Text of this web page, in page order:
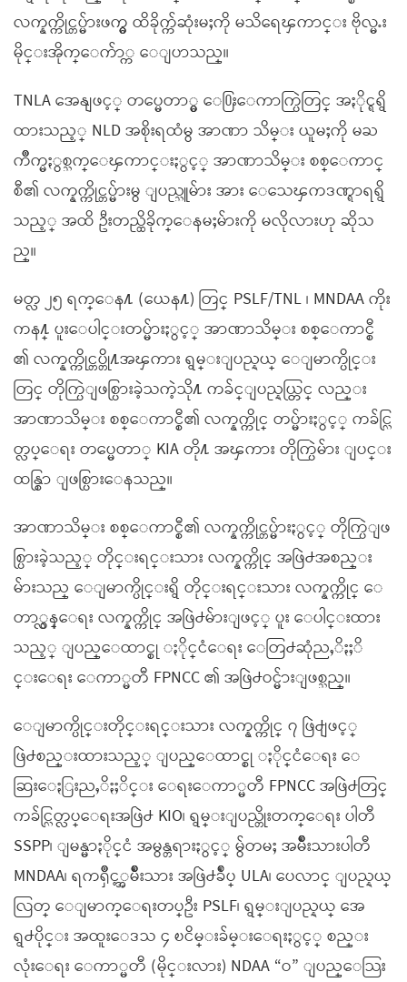
လက္နက္ကိုင္တပ္မ်ားဖက္မွ ထိခိုက္က်ဆုံးမႈကို မသိရေၾကာင္း ဗိုလ္မႉး
မိုင္းအိုက္ေက်ာ္က ေျပာသည္။
TNLA အေနျဖင့္ တပ္မေတာ္မွ ေ႐ြးေကာက္ပြဲတြင္ အႏိုင္ရရွိ
ထားသည့္ NLD အစိုးရထံမွ အာဏာ သိမ္း ယူမႈကို မႀ
ကိဳက္မႏွစ္သက္ေၾကာင္းႏွင့္ အာဏာသိမ္း စစ္ေကာင္
စီ၏ လက္နက္ကိုင္တပ္မ်ားမွ ျပည္သူမ်ား အား ေသေၾကဒဏ္ရာရရွိ
သည့္ အထိ ဦးတည္ထိခိုက္ေနမႈမ်ားကို မလိုလားဟု ဆိုသ
ည္။
မတ္လ ၂၅ ရက္ေန႔ (ယေန႔) တြင္ PSLF/TNL ၊ MNDAA ကိုး
ကန႔္ ပူးေပါင္းတပ္မ်ားႏွင့္ အာဏာသိမ္း စစ္ေကာင္စီ
၏ လက္နက္ကိုင္တပ္တို႔အၾကား ရွမ္းျပည္နယ္ ေျမာက္ပိုင္း
တြင္ တိုက္ပြဲျဖစ္ပြားခဲ့သကဲ့သို႔ ကခ်င္ျပည္နယ္တြင္ လည္း
အာဏာသိမ္း စစ္ေကာင္စီ၏ လက္နက္ကိုင္ တပ္မ်ားႏွင့္ ကခ်င္လြ
တ္လပ္ေရး တပ္မေတာ္ KIA တို႔ အၾကား တိုက္ပြဲမ်ား ျပင္း
ထန္စြာ ျဖစ္ပြားေနသည္။
အာဏာသိမ္း စစ္ေကာင္စီ၏ လက္နက္ကိုင္တပ္မ်ားႏွင့္ တိုက္ပြဲျဖ
စ္ပြားခဲ့သည့္ တိုင္းရင္းသား လက္နက္ကိုင္ အဖြဲ႕အစည္း
မ်ားသည္ ေျမာက္ပိုင္းရွိ တိုင္းရင္းသား လက္နက္ကိုင္ ေ
တာ္လွန္ေရး လက္နက္ကိုင္ အဖြဲ႕မ်ားျဖင့္ ပူး ေပါင္းထား
သည့္ ျပည္ေထာင္စု ႏိုင္ငံေရး ေတြ႕ဆုံညႇိႏႈိ
င္းေရး ေကာ္မတီ FPNCC ၏ အဖြဲ႕ဝင္မ်ားျဖစ္သည္။
ေျမာက္ပိုင္းတိုင္းရင္းသား လက္နက္ကိုင္ ၇ ဖြဲ႕ျဖင့္
ဖြဲ႕စည္းထားသည့္ ျပည္ေထာင္စု ႏိုင္ငံေရး ေ
ဆြးေႏြးညႇိႏႈိင္း ေရးေကာ္မတီ FPNCC အဖြဲ႕တြင္
ကခ်င္လြတ္လပ္ေရးအဖြဲ႕ KIO၊ ရွမ္းျပည္တိုးတက္ေရး ပါတီ
SSPP၊ ျမန္မာႏိုင္ငံ အမွန္တရားႏွင့္ မွ်တမႈ အမ်ိဳးသားပါတီ
MNDAA၊ ရကၡိဳင့္အမ်ိဳးသား အဖြဲ႕ခ်ဳပ္ ULA၊ ပေလာင္ ျပည္နယ္
လြတ္ ေျမာက္ေရးတပ္ဦး PSLF၊ ရွမ္းျပည္နယ္ အေ
ရွ႕ပိုင္း အထူးေဒသ ၄ ၿငိမ္းခ်မ္းေရးႏွင့္ စည္း
လုံးေရး ေကာ္မတီ (မိုင္းလား) NDAA “ဝ” ျပည္ေသြး